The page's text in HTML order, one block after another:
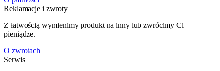
Reklamacje i zwroty
Z łatwością wymienimy produkt na inny lub zwrócimy Ci
pieniądze.
O zwrotach
Serwis